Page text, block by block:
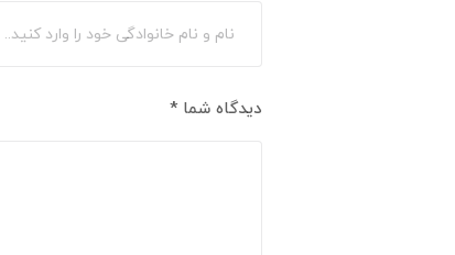
دیدگاه شما *